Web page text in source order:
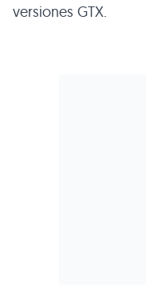
versiones GTX.